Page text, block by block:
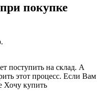
покупке
поступить на склад. А
этот процесс. Если Вам
Хочу купить